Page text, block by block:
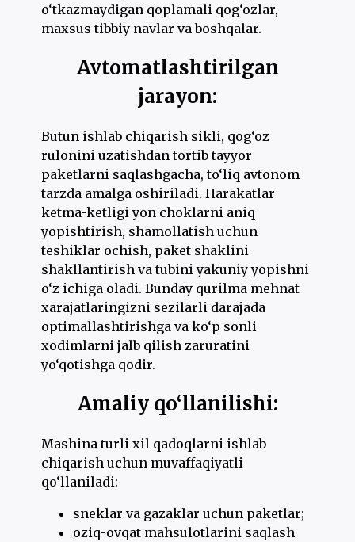
o‘tkazmaydigan qoplamali qog‘ozlar,
maxsus tibbiy navlar va boshqalar.
Avtomatlashtirilgan
jarayon:
Butun ishlab chiqarish sikli, qog‘oz
rulonini uzatishdan tortib tayyor
paketlarni saqlashgacha, to‘liq avtonom
tarzda amalga oshiriladi. Harakatlar
ketma-ketligi yon choklarni aniq
yopishtirish, shamollatish uchun
teshiklar ochish, paket shaklini
shakllantirish va tubini yakuniy yopishni
o‘z ichiga oladi. Bunday qurilma mehnat
xarajatlaringizni sezilarli darajada
optimallashtirishga va ko‘p sonli
xodimlarni jalb qilish zaruratini
yo‘qotishga qodir.
Amaliy qo‘llanilishi:
Mashina turli xil qadoqlarni ishlab
chiqarish uchun muvaffaqiyatli
qo‘llaniladi:
sneklar va gazaklar uchun paketlar;
oziq-ovqat mahsulotlarini saqlash